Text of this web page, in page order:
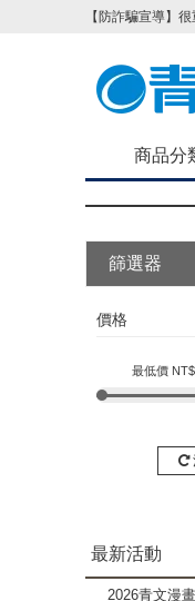
防詐騙宣導】很重要！預防詐
商品分
篩選器
價格
最低價 NT$
最新活動
2026青文漫